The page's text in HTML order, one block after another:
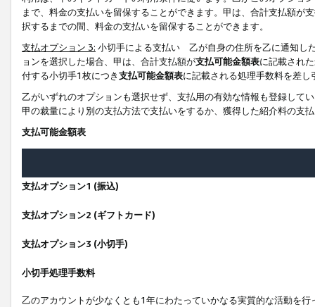
まで、料金の支払いを留保することができます。甲は、合計支払額が
択するまでの間、料金の支払いを留保することができます。
支払オプション 3: 小切手による支払い 乙が自身の住所を乙に通知し
ョンを選択した場合、甲は、合計支払額が支払可能金額表に記載され
付する小切手1枚につき支払可能金額表に記載される処理手数料を差し
乙がいずれのオプションも選択せず、支払用の有効な情報も登録して
甲の裁量により別の支払方法で支払いをするか、獲得した紹介料の支
支払可能金額表
支払オプション1 (振込)
支払オプション2 (ギフトカード)
支払オプション3 (小切手)
小切手処理手数料
乙のアカウントが少なくとも1年にわたっていかなる実質的な活動を